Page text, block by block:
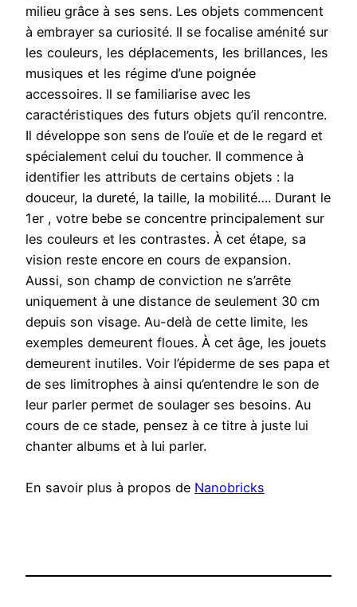
milieu grâce à ses sens. Les objets commencent
à embrayer sa curiosité. Il se focalise aménité sur
les couleurs, les déplacements, les brillances, les
musiques et les régime d’une poignée
accessoires. Il se familiarise avec les
caractéristiques des futurs objets qu’il rencontre.
Il développe son sens de l’ouïe et de le regard et
spécialement celui du toucher. Il commence à
identifier les attributs de certains objets : la
douceur, la dureté, la taille, la mobilité…. Durant le
1er , votre bebe se concentre principalement sur
les couleurs et les contrastes. À cet étape, sa
vision reste encore en cours de expansion.
Aussi, son champ de conviction ne s’arrête
uniquement à une distance de seulement 30 cm
depuis son visage. Au-delà de cette limite, les
exemples demeurent floues. À cet âge, les jouets
demeurent inutiles. Voir l’épiderme de ses papa et
de ses limitrophes à ainsi qu’entendre le son de
leur parler permet de soulager ses besoins. Au
cours de ce stade, pensez à ce titre à juste lui
chanter albums et à lui parler.
En savoir plus à propos de Nanobricks